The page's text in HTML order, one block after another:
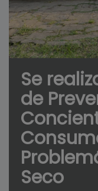
Se
de
Seco